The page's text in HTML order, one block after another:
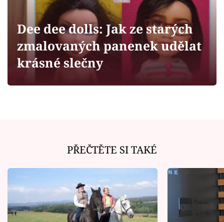
Sledujte prima+
Filmový festival Karlovy Vary
Sledujte nás
Dee dee dolls: Jak ze starých
zmalovaných panenek udělat
krásné slečny
PŘEČTĚTE SI TAKÉ